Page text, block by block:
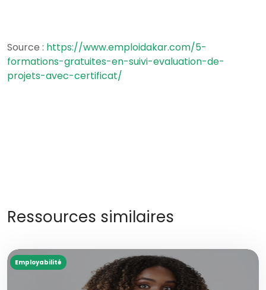
Source : https://www.emploidakar.com/5-
formations-gratuites-en-suivi-evaluation-de-
projets-avec-certificat/
Ressources similaires
Employabilité